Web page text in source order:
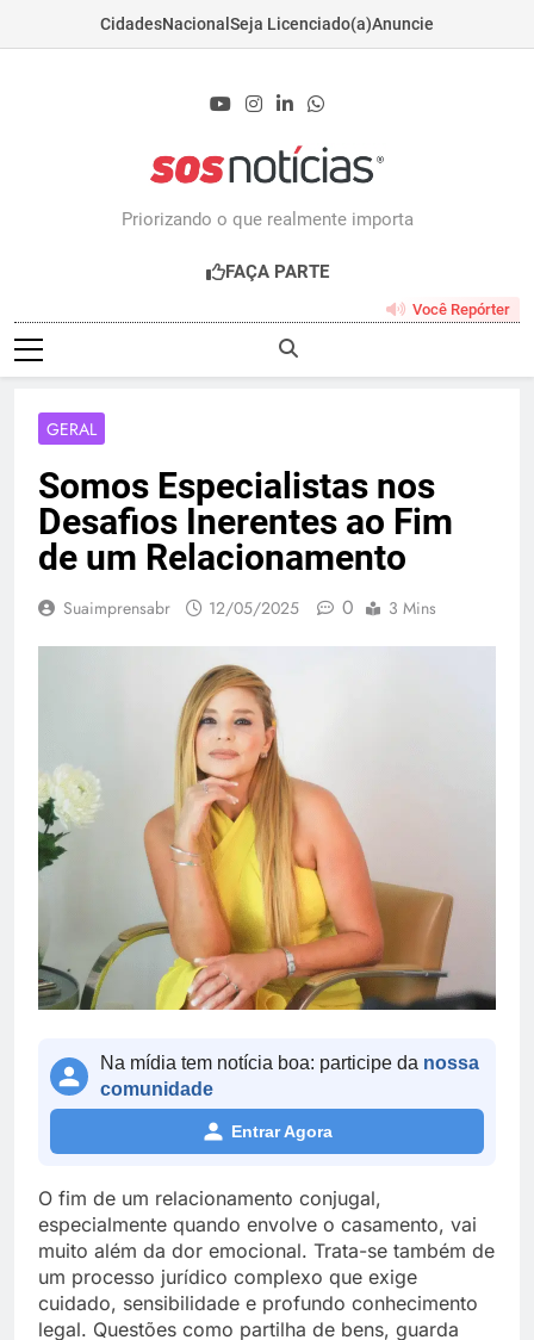
CidadesNacional Seja Licenciado(a)Anuncie
Priorizando o que realmente importa
FAÇA PARTE
Você Repórter
GERAL
Somos Especialistas nos
Desafios Inerentes ao Fim
de um Relacionamento
Suaimprensabr 12/05/2025 0 3 Mins
Na mídia tem notícia boa: participe da nossa
comunidade
Entrar Agora
O fim de um relacionamento conjugal,
especialmente quando envolve o casamento, vai
muito além da dor emocional. Trata-se também de
um processo jurídico complexo que exige
cuidado, sensibilidade e profundo conhecimento
legal. Questões como partilha de bens, guarda